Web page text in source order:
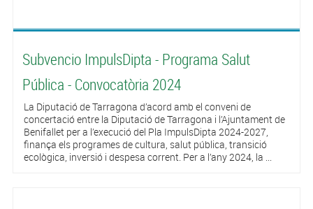
Subvencio ImpulsDipta - Programa Salut
Pública - Convocatòria 2024
La Diputació de Tarragona d’acord amb el conveni de
concertació entre la Diputació de Tarragona i l’Ajuntament de
Benifallet per a l’execució del Pla ImpulsDipta 2024-2027,
finança els programes de cultura, salut pública, transició
ecològica, inversió i despesa corrent. Per a l’any 2024, la ...